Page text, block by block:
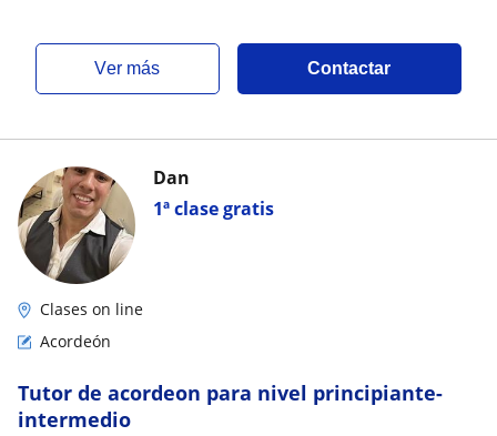
ver más Contactar
1ª clase gratis
Dan
Clases on line
Acordeón
Tutor de acordeon para nivel principiante-
intermedio